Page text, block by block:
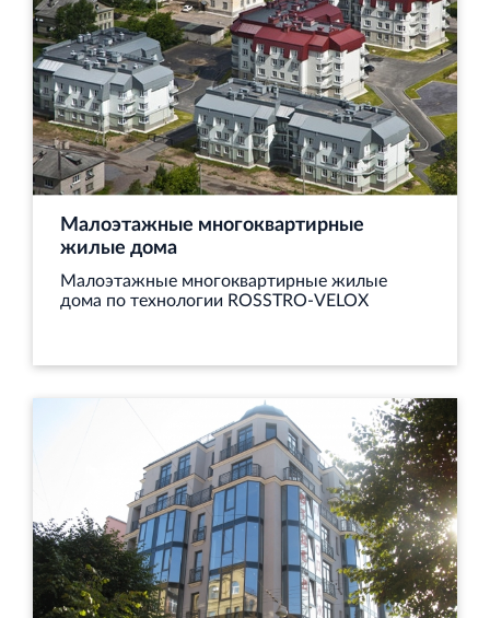
Испытательный комплекс ПКТИ
Многофункцинальный испытательный комплекс
Торгово-развлекательный центр Вернисаж в
Малоэтажные многоквартирные
жилые дома
Малоэтажные многоквартирные жилые
дома по технологии ROSSTRO-VELOX